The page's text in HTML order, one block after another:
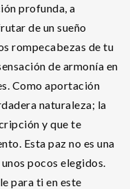
profunda, a
de un sueño
rompecabezas de tu
de armonía en
Como aportación
naturaleza; la
y que te
Esta paz no es una
pocos elegidos.
para ti en este